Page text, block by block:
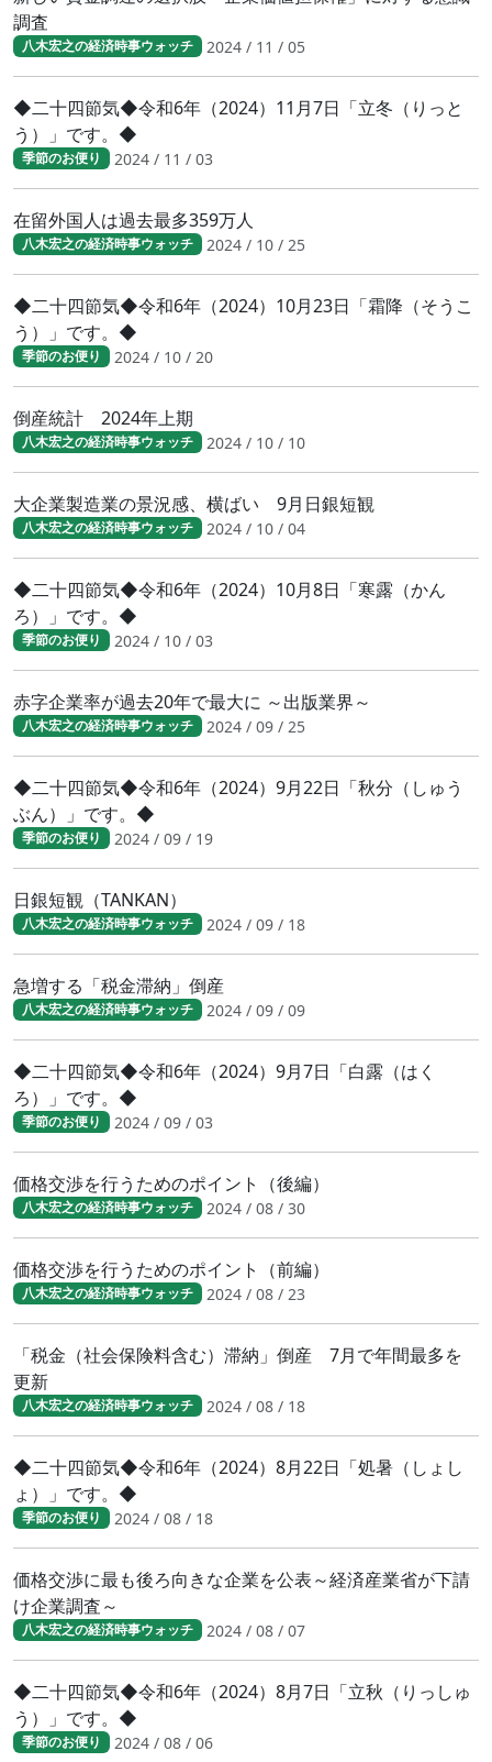
調査
八木宏之の経済時事ウォッチ 2024 / 11 / 05
◆二十四節気◆令和6年（2024）11月7日「立冬（りっと
う）」です。◆
季節のお便り 2024 / 11 / 03
在留外国人は過去最多359万人
八木宏之の経済時事ウォッチ 2024 / 10 / 25
◆二十四節気◆令和6年（2024）10月23日「霜降（そうこ
う）」です。◆
季節のお便り 2024 / 10 / 20
倒産統計 2024年上期
八木宏之の経済時事ウォッチ 2024 / 10 / 10
大企業製造業の景況感、横ばい 9月日銀短観
八木宏之の経済時事ウォッチ 2024 / 10 / 04
◆二十四節気◆令和6年（2024）10月8日「寒露（かん
ろ）」です。◆
季節のお便り 2024 / 10 / 03
赤字企業率が過去20年で最大に ～出版業界～
八木宏之の経済時事ウォッチ 2024 / 09 / 25
◆二十四節気◆令和6年（2024）9月22日「秋分（しゅう
ぶん）」です。◆
季節のお便り 2024 / 09 / 19
日銀短観（TANKAN）
八木宏之の経済時事ウォッチ 2024 / 09 / 18
急増する「税金滞納」倒産
八木宏之の経済時事ウォッチ 2024 / 09 / 09
◆二十四節気◆令和6年（2024）9月7日「白露（はく
ろ）」です。◆
季節のお便り 2024 / 09 / 03
価格交渉を行うためのポイント（後編）
八木宏之の経済時事ウォッチ 2024 / 08 / 30
価格交渉を行うためのポイント（前編）
八木宏之の経済時事ウォッチ 2024 / 08 / 23
「税金（社会保険料含む）滞納」倒産 7月で年間最多を
更新
八木宏之の経済時事ウォッチ 2024 / 08 / 18
◆二十四節気◆令和6年（2024）8月22日「処暑（しょし
ょ）」です。◆
季節のお便り 2024 / 08 / 18
価格交渉に最も後ろ向きな企業を公表～経済産業省が下請
け企業調査～
八木宏之の経済時事ウォッチ 2024 / 08 / 07
◆二十四節気◆令和6年（2024）8月7日「立秋（りっしゅ
う）」です。◆
季節のお便り 2024 / 08 / 06